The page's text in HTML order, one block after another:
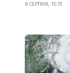
8 СЕРПНЯ, 15:15